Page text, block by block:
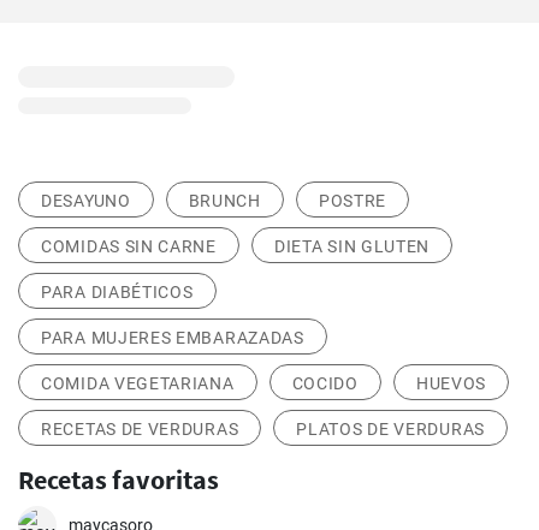
DESAYUNO BRUNCH POSTRE
COMIDAS SIN CARNE DIETA SIN GLUTEN
PARA DIABÉTICOS
PARA MUJERES EMBARAZADAS
COMIDA VEGETARIANA COCIDO HUEVOS
RECETAS DE VERDURAS PLATOS DE VERDURAS
Recetas favoritas
maycasoro